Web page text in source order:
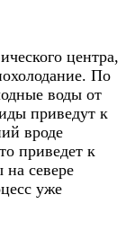
центра,
По
воды от
приведут к
вроде
приведет к
севере
уже